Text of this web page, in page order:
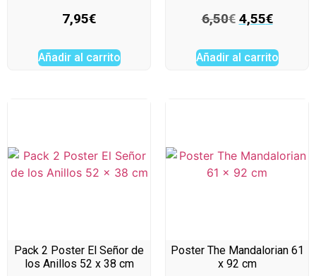
7,95€
Añadir al carrito
6,50€ 4,55€
Añadir al carrito
Pack 2 Poster El Señor de
los Anillos 52 x 38 cm
Poster The Mandalorian 61
x 92 cm